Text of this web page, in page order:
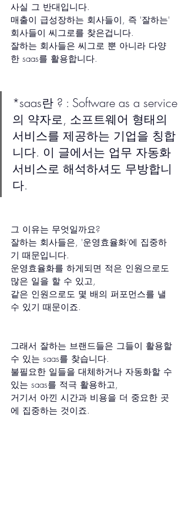
사실 그 반대입니다.
매출이 급성장하는 회사들이, 즉 '잘하는'
회사들이 씨그로를 찾은겁니다.
잘하는 회사들은 씨그로 뿐 아니라 다양
한 saas를 활용합니다.
*saas란 ? : Software as a service
의 약자로, 소프트웨어 형태의
서비스를 제공하는 기업을 칭합
니다. 이 글에서는 업무 자동화
서비스로 해석하셔도 무방합니
다.
그 이유는 무엇일까요?
잘하는 회사들은, '운영효율화'에 집중하
기 때문입니다.
운영효율화를 하게되면 적은 인원으로도
많은 일을 할 수 있고,
같은 인원으로도 몇 배의 퍼포먼스를 낼
수 있기 때문이죠.
그래서 잘하는 브랜드들은 그들이 활용할
수 있는 saas를 찾습니다.
불필요한 일들을 대체하거나 자동화할 수
있는 saas를 적극 활용하고,
거기서 아낀 시간과 비용을 더 중요한 곳
에 집중하는 것이죠.